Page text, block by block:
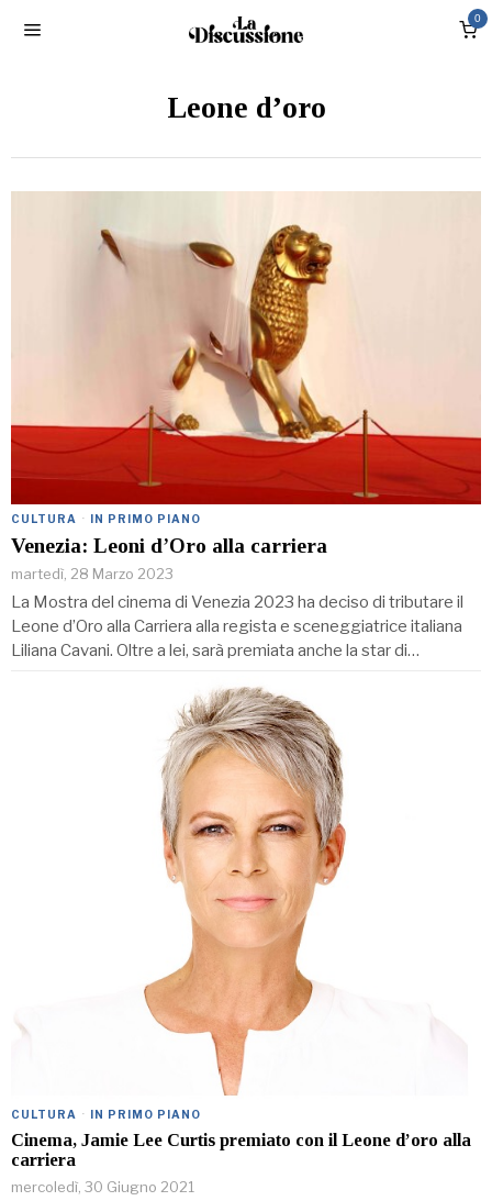
0
Leone d’oro
CULTURA · IN PRIMO PIANO
Venezia: Leoni d’Oro alla carriera
martedì, 28 Marzo 2023
La Mostra del cinema di Venezia 2023 ha deciso di tributare il
Leone d’Oro alla Carriera alla regista e sceneggiatrice italiana
Liliana Cavani. Oltre a lei, sarà premiata anche la star di…
CULTURA · IN PRIMO PIANO
Cinema, Jamie Lee Curtis premiato con il Leone d’oro alla
carriera
mercoledì, 30 Giugno 2021